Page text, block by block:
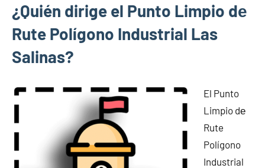
¿Quién dirige el Punto Limpio dе
Rute Polígono Industrial Las
Salinas?
El Punto
Limpio dе
Rute
Polígono
Industrial